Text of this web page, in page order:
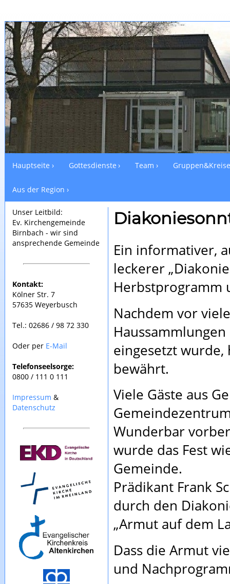
Hauptseite Gottesdienste Team Gruppen&Kreise
Aus der Region
Unser Leitbild:
Ev. Kirchengemeinde
Birnbach - wir sind
ansprechende Gemeinde
Kontakt:
Kölner Str. 7
57635 Weyerbusch
Tel.: 02686 / 98 72 330
Oder per E-Mail
Telefonseelsorge:
0800 / 111 0 111
Impressum &
Datenschutz
Ein informativer,
leckerer
Herbstprogramm
Nachdem vor
eingesetzt wurde,
bewährt.
Viele Gäste aus
Wunderbar
wurde das Fest
Gemeinde.
Prädikant Frank
durch den
„Armut auf dem
Dass die Armut
und